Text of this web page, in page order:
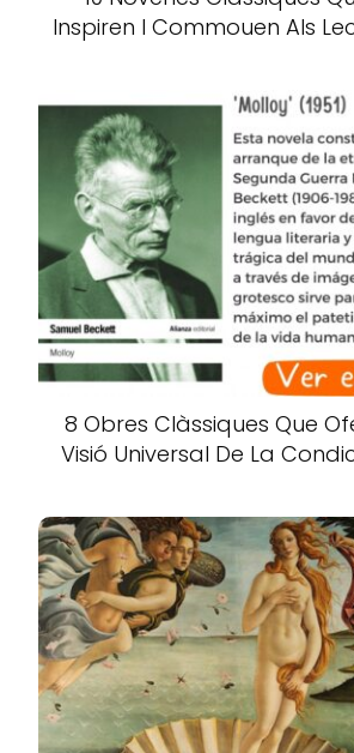
Inspiren I Commouen Als
8 Obres Clàssiques Que
Visió Universal De La